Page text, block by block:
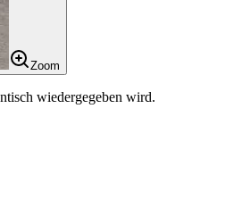
Zoom
wiedergegeben wird.